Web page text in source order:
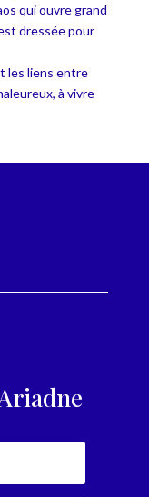
qui ouvre grand
dressée pour
les liens entre
à vivre